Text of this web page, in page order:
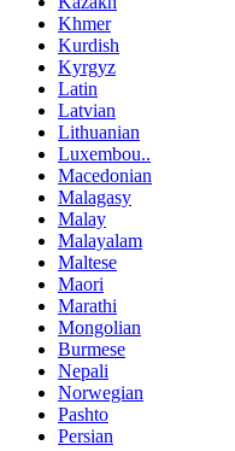
Khmer
Kurdish
Kyrgyz
Latin
Latvian
Lithuanian
Luxembou..
Macedonian
Malagasy
Malay
Malayalam
Maltese
Maori
Marathi
Mongolian
Burmese
Nepali
Norwegian
Pashto
Persian